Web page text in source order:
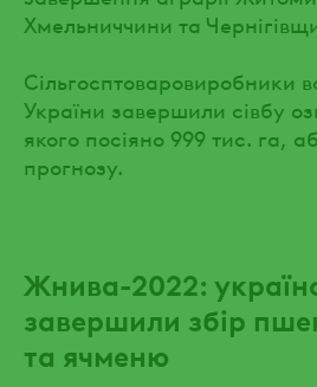
Хмельниччини та
Сільгосптоваровиробники
України завершили сівбу
якого посіяно 999 тис. га,
прогнозу.
Жнива-2022:
завершили збір
та ячменю